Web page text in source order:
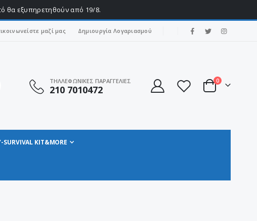
θα εξυπηρετηθούν από 19/8.
μαζί μας Δημιουργία Λογαριασμού
ΤΗΛΛΕΦΩΝΙΚΕΣ ΠΑΡΑΓΓΕΛΙΕΣ
210 7010472 Cart
0στοιχεία
SURVIVAL KIT&MORE